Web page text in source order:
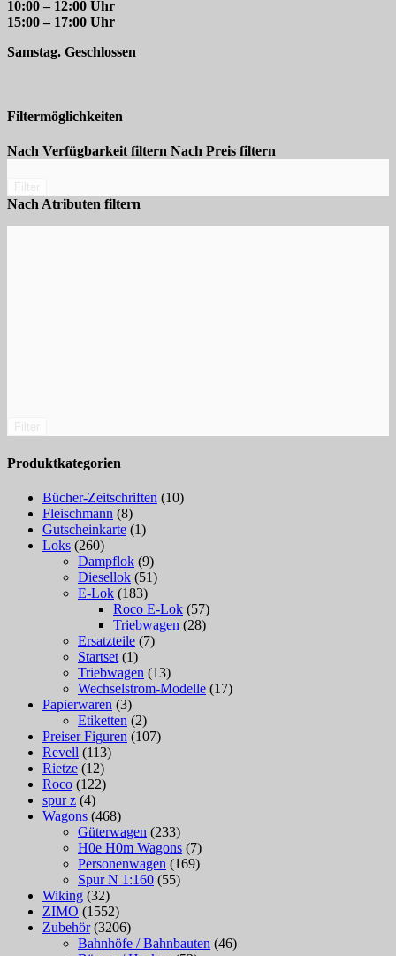
10:00 – 12:00 Uhr
15:00 – 17:00 Uhr
Samstag. Geschlossen
Filtermöglichkeiten
Nach Verfügbarkeit filtern Nach Preis filtern
Nach Atributen filtern
Produktkategorien
Bücher-Zeitschriften (10)
Fleischmann (8)
Gutscheinkarte (1)
Loks (260)
Dampflok (9)
Diesellok (51)
E-Lok (183)
Roco E-Lok (57)
Triebwagen (28)
Ersatzteile (7)
Startset (1)
Triebwagen (13)
Wechselstrom-Modelle (17)
Papierwaren (3)
Etiketten (2)
Preiser Figuren (107)
Revell (113)
Rietze (12)
Roco (122)
spur z (4)
Wagons (468)
Güterwagen (233)
H0e H0m Wagons (7)
Personenwagen (169)
Spur N 1:160 (55)
Wiking (32)
ZIMO (1552)
Zubehör (3206)
Bahnhöfe / Bahnbauten (46)